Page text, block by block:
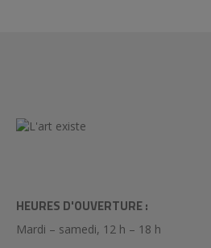
HEURES D'OUVERTURE :
Mardi – samedi, 12 h – 18 h